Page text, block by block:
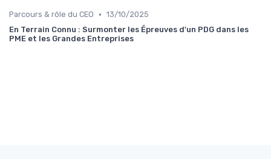
Parcours & rôle du CEO • 13/10/2025
En Terrain Connu : Surmonter les Épreuves d'un PDG dans les
PME et les Grandes Entreprises